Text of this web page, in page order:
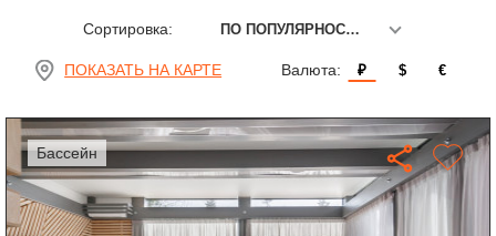
Сортировка: ПО ПОПУЛЯРНОСТИ
ПОКАЗАТЬ НА КАРТЕ Валюта: ₽ $ €
бассейн